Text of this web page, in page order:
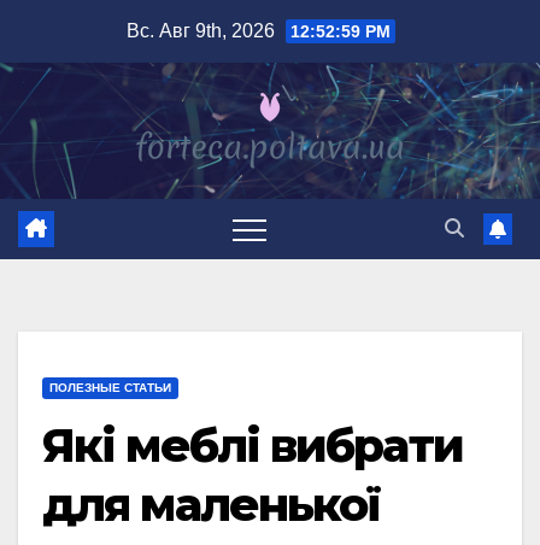
содержимому
Вс. Авг 9th, 2026 12:53:00 PM
ПОЛЕЗНЫЕ СТАТЬИ
Які меблі вибрати
для маленької